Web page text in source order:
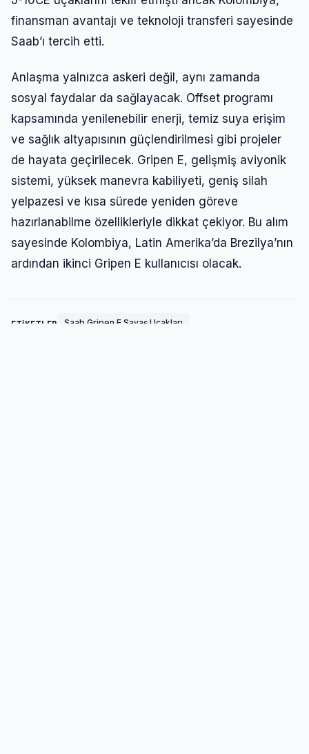
finansman avantajı ve teknoloji transferi sayesinde
Saab’ı tercih etti.
Anlaşma yalnızca askeri değil, aynı zamanda
sosyal faydalar da sağlayacak. Offset programı
kapsamında yenilenebilir enerji, temiz suya erişim
ve sağlık altyapısının güçlendirilmesi gibi projeler
de hayata geçirilecek. Gripen E, gelişmiş aviyonik
sistemi, yüksek manevra kabiliyeti, geniş silah
yelpazesi ve kısa sürede yeniden göreve
hazırlanabilme özellikleriyle dikkat çekiyor. Bu alım
sayesinde Kolombiya, Latin Amerika’da Brezilya’nın
ardından ikinci Gripen E kullanıcısı olacak.
ETİKETLER Saab Gripen E Savaş Uçakları